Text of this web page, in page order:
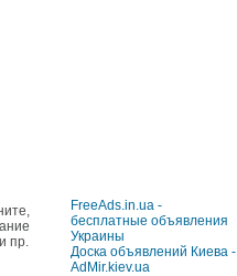
пр.
FreeAds.in.ua -
бесплатные объявления
Украины
Доска объявлений Киева -
AdMir.kiev.ua